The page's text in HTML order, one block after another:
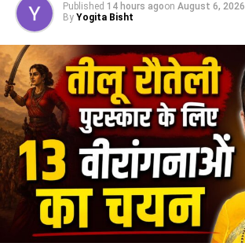
Published 14 hours agoon August 6, 2026
By Yogita Bisht